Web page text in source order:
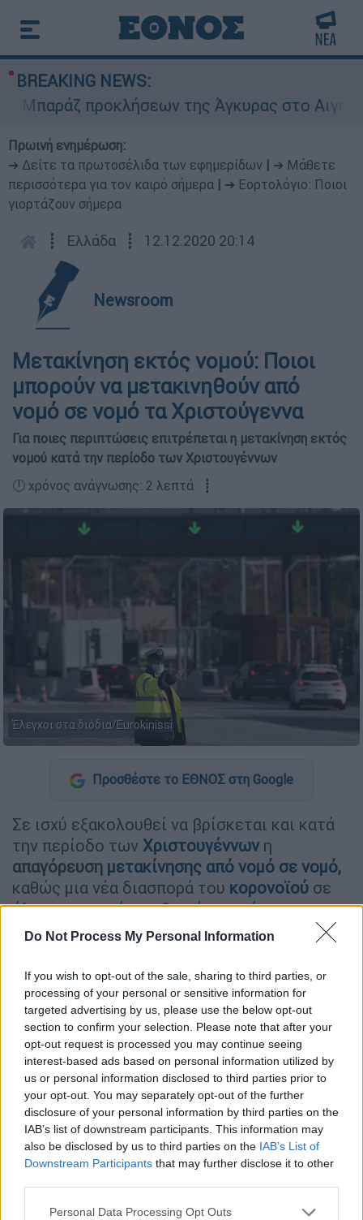
Do Not Process My Personal Information
If you wish to opt-out of the sale, sharing to third parties, or
processing of your personal or sensitive information for
targeted advertising by us, please use the below opt-out
section to confirm your selection. Please note that after your
opt-out request is processed you may continue seeing
interest-based ads based on personal information utilized by
us or personal information disclosed to third parties prior to
your opt-out. You may separately opt-out of the further
disclosure of your personal information by third parties on the
IAB’s list of downstream participants. This information may
also be disclosed by us to third parties on the IAB’s List of
Downstream Participants that may further disclose it to other
Please note that this website/app uses one or more Google
Personal Data Processing Opt Outs
BREAKING NEWS:
προκλήσεων της Άγκυρας στο Αιγαίο:
Πρωινή ενημέρωση:
➔ Δείτε τα πρωτοσέλιδα των εφημερίδων
➔ Μάθετε
περισσότερα για τον καιρό σήμερα
➔ Εορτολόγιο: Ποιοι
γιορτάζουν σήμερα
┋ Ελλάδα ┋ 12.12.2020 20:14
Newsroom
Μετακίνηση εκτός νομού: Ποιοι
μπορούν να μετακινηθούν από
νομό σε νομό τα Χριστούγεννα
Για ποιες περιπτώσεις επιτρέπεται η μετακίνηση εκτός
νομού κατά την περίοδο των Χριστουγέννων
🕛 χρόνος ανάγνωσης: 2 λεπτά ┋
Έλεγχοι στα διόδια/Eurokinissi
Προσθέστε το ΕΘΝΟΣ στη Google
Σε ισχύ εξακολουθεί να βρίσκεται και κατά
την περίοδο των Χριστουγέννων η
απαγόρευση μετακίνησης από νομό σε νομό,
καθώς μια νέα διασπορά του κορονοϊού σε
όλη την επικράτεια θα φέρει ακόμα
μεγαλύτερη πίεση στοΕΣΥ.
τελευταίες ημέρες, το άνοιγμα ορισμένων
επιχειρήσεωνμε περιοριστικά μέτρα αλλά
και η εφαρμογή της μεθόδουclick awayγια
αγορές από ορισμένα καταστήματα δεν
σημαίνει σε καμία περίπτωση απόλυτη
χαλάρωση του καθολικούlockdown.
Επομένως, οιμετακινήσειςμεταξύ νομών
δεν θα επιτραπούν, πόσο μάλλον για
εκείνους που σχεδιάζουνδιακοπές στα
εξοχικάτους. Ωστόσο, υπάρχουν ορισμένες
μόνοπεριπτώσεις-εξαιρέσεις
στις οποίες